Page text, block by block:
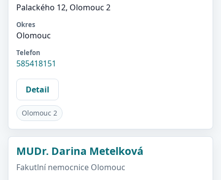
Palackého 12, Olomouc 2
Okres
Olomouc
Telefon
585418151
Detail
Olomouc 2
MUDr. Darina Metelková
Fakutlní nemocnice Olomouc